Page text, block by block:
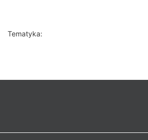
Tematyka: